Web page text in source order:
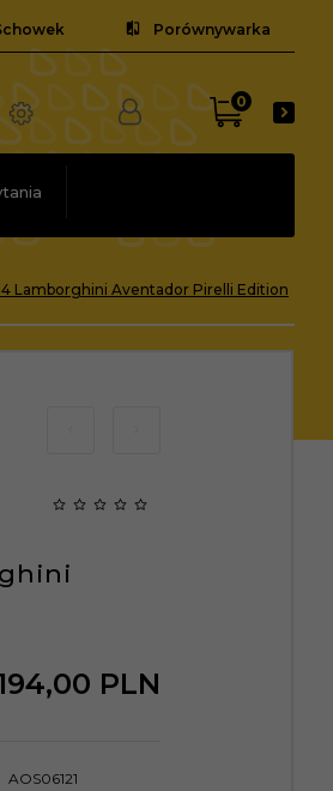
Porównywarka
0
Lamborghini Aventador Pirelli Edition
00 PLN
AOS06121